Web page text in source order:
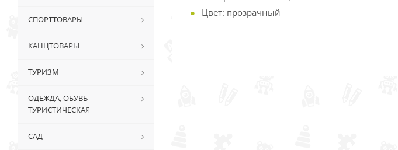
Цвет: прозрачный
СПОРТТОВАРЫ
КАНЦТОВАРЫ
ТУРИЗМ
ОДЕЖДА, ОБУВЬ
ТУРИСТИЧЕСКАЯ
САД